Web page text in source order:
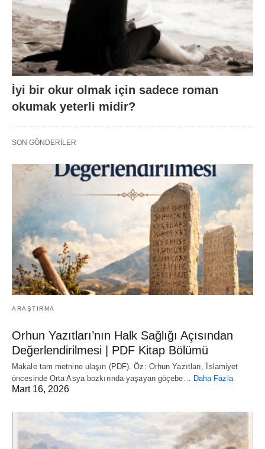
İyi bir okur olmak için sadece roman
okumak yeterli midir?
SON GÖNDERILER
ARAŞTIRMA
Orhun Yazıtları’nın Halk Sağlığı Açısından
Değerlendirilmesi | PDF Kitap Bölümü
Makale tam metnine ulaşın (PDF). Öz: Orhun Yazıtları, İslamiyet
öncesinde Orta Asya bozkırında yaşayan göçebe… Daha Fazla
Mart 16, 2026